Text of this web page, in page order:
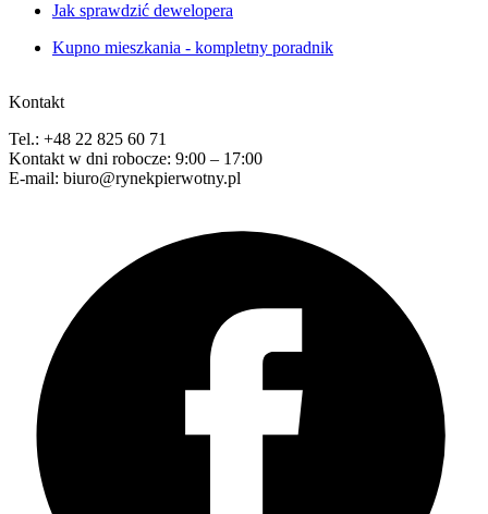
Jak sprawdzić dewelopera
Kupno mieszkania - kompletny poradnik
Kontakt
Tel.: +48 22 825 60 71
Kontakt w dni robocze: 9:00 – 17:00
E-mail: biuro@rynekpierwotny.pl